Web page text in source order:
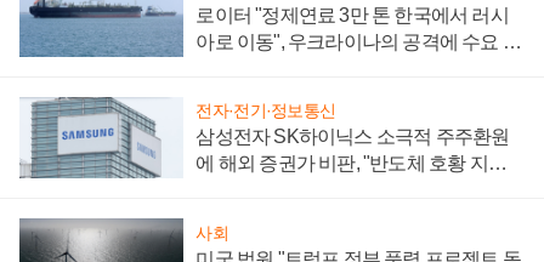
로이터 "정제연료 3만 톤 한국에서 러시
아로 이동", 우크라이나의 공격에 수요 늘
전자·전기·정보통신
삼성전자 SK하이닉스 소극적 주주환원
에 해외 증권가 비판, "반도체 호황 지속
사회